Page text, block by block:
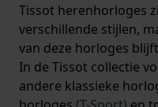
Tissot herenhorloges
verschillende stijlen,
van deze horloges
In de Tissot collectie
andere klassieke